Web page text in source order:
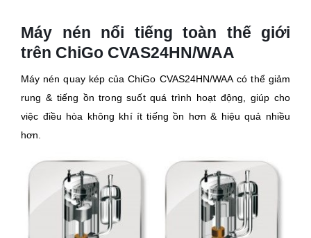
Máy nén nổi tiếng toàn thế giới
trên ChiGo CVAS24HN/WAA
Máy nén quay kép của ChiGo CVAS24HN/WAA có thể giảm
rung & tiếng ồn trong suốt quá trình hoạt động, giúp cho
việc điều hòa không khí ít tiếng ồn hơn & hiệu quả nhiều
hơn.